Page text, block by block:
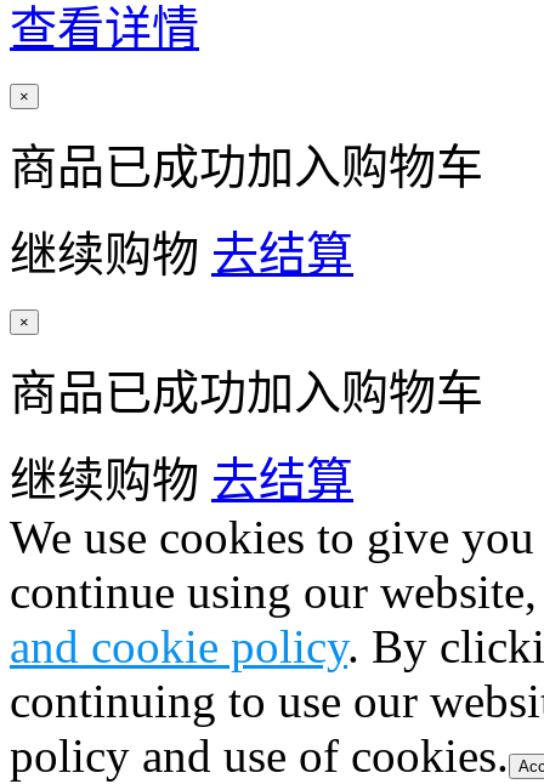
查看详情
×
商品已成功加入购物车
继续购物 去结算
×
商品已成功加入购物车
继续购物 去结算
We use cookies to give
continue using our
and cookie policy. By
continuing to use our
policy and use of cookies.